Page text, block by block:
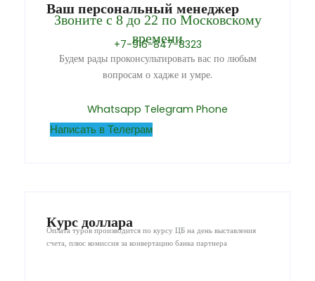
Ваш персональный менеджер
Звоните с 8 до 22 по Московскому
времени
+7-916-847-8323
Будем рады проконсультировать вас по любым
вопросам о хадже и умре.
Whatsapp Telegram Phone
Написать в Телеграм
Курс доллара
Оплата туров производится по курсу ЦБ на день выставления
счета, плюс комиссия за конвертацию банка партнера